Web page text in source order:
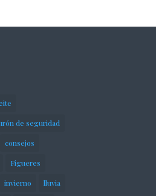
de seguridad
consejos
Figueres
invierno lluvia